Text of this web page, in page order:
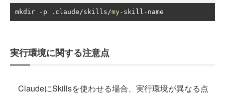
mkdir - p . claude/skills/my - skill - name
実行環境に関する注意点
ClaudeにSkillsを使わせる場合、実行環境が異なる点